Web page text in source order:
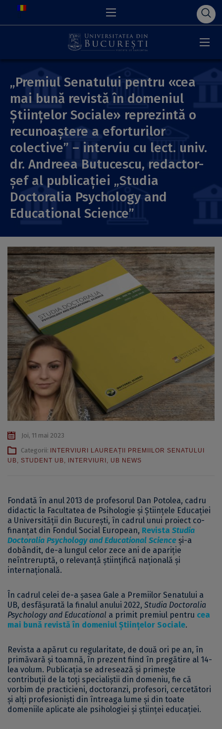
„Premiul Senatului pentru «cea
mai bună revistă în domeniul
Științelor Sociale» reprezintă o
recunoaștere a eforturilor
colective” – interviu cu lect. univ.
dr. Andreea Butucescu, redactor-
șef al publicației „Studia
Doctoralia Psychology and
Educational Science”
Joi, 11 mai 2023
Categorii:
INTERVIURI LAUREAȚII PREMIILOR SENATULUI
UB, STUDENT UB, INTERVIURI , UB NEWS
Fondată în anul 2013 de profesorul Dan Potolea, cadru
didactic la Facultatea de Psihologie și Științele Educației
a Universității din București, în cadrul unui proiect co-
finanțat din Fondul Social European, Revista Studia
Doctoralia Psychology and Educational Science şi-a
dobândit, de-a lungul celor zece ani de apariţie
neîntreruptă, o relevanţă ştiinţifică națională și
internaţională.
În cadrul celei de-a şasea Gale a Premiilor Senatului a
UB, desfăşurată la finalul anului 2022, Studia Doctoralia
Psychology and Educational a primit premiul pentru cea
mai bună revistă în domeniul Ştiinţelor Sociale.
Revista a apărut cu regularitate, de două ori pe an, în
primăvară și toamnă, în prezent fiind în pregătire al 14-
lea volum. Publicația se adresează și primește
contribuții de la toți specialiștii din domeniu, fie că
vorbim de practicieni, doctoranzi, profesori, cercetători
și alți profesioniști din întreaga lume și din toate
domeniile aplicate ale psihologiei și științei educației.